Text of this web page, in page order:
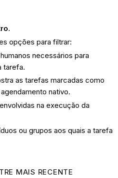
.
opções para filtrar:
necessários para
tarefa.
as tarefas marcadas como
nativo.
na execução da
ou grupos aos quais a tarefa
MAIS RECENTE